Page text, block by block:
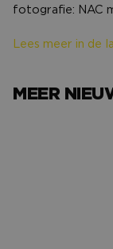
fotografie: NAC
Lees meer in de
MEER